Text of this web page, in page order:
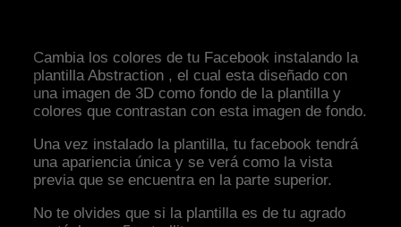
Cambia los colores de tu Facebook instalando la
plantilla Abstraction , el cual esta diseñado con
una imagen de 3D como fondo de la plantilla y
colores que contrastan con esta imagen de fondo.
Una vez instalado la plantilla, tu facebook tendrá
una apariencia única y se verá como la vista
previa que se encuentra en la parte superior.
No te olvides que si la plantilla es de tu agrado